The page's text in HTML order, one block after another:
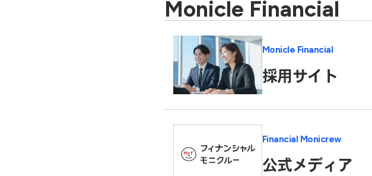
Monicle Financial
Monicle Financial
採用サイト
Financial Monicrew
公式メディア